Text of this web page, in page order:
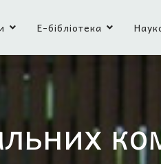
Е-бібліотека